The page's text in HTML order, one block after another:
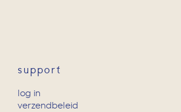
support
log in
verzendbeleid